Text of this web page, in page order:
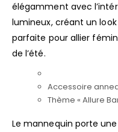
élégamment avec
lumineux, créant un
parfaite pour allier
de l’été.
Accessoire
Thème « Allure
Le mannequin porte